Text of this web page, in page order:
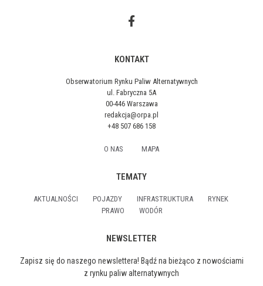
KONTAKT
Obserwatorium Rynku Paliw Alternatywnych
ul. Fabryczna 5A
00-446 Warszawa
redakcja@orpa.pl
+48 507 686 158
O NAS MAPA
TEMATY
AKTUALNOŚCI POJAZDY INFRASTRUKTURA
RYNEK
PRAWO
WODÓR
NEWSLETTER
Zapisz się do naszego newslettera! Bądź na bieżąco z nowościami
z rynku paliw alternatywnych